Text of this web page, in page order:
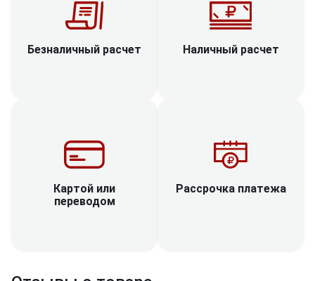
Безналичный расчет Наличный расчет
Картой или
переводом
Рассрочка платежа